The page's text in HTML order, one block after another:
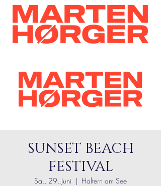
SUNSET BEACH
FESTIVAL
Sa., 29. Juni
  |
Haltern am See